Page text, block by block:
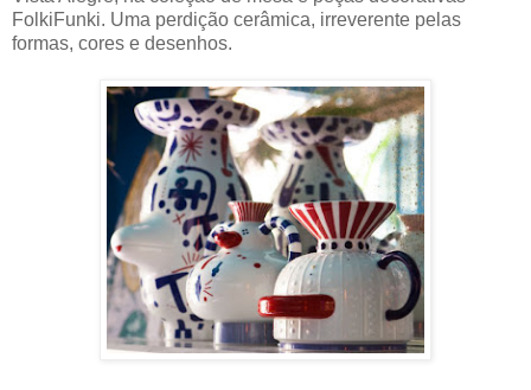
FolkiFunki. Uma perdição cerâmica, irreverente pelas
formas, cores e desenhos.